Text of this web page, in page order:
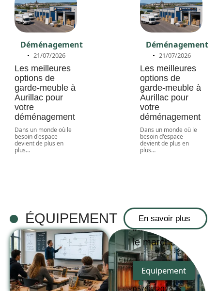
Déménagement
21/07/2026
Les meilleures
options de
garde-meuble à
Aurillac pour
votre
déménagement
Dans un monde où le
besoin d'espace
devient de plus en
plus…
Déménagement
21/07/2026
Les meilleures
options de
garde-meuble à
Aurillac pour
votre
déménagement
Dans un monde où le
besoin d'espace
devient de plus en
plus…
ÉQUIPEMENT En savoir plus
chauffage
industriel sur
le marché
Equipement
05/08/2026